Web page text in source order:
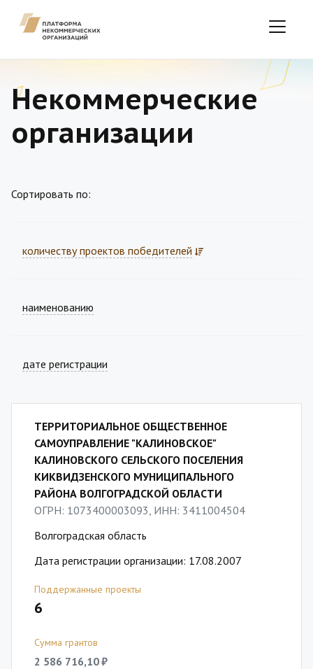
Некоммерческие
организации
Сортировать по:
количеству проектов победителей
наименованию
дате регистрации
ТЕРРИТОРИАЛЬНОЕ ОБЩЕСТВЕННОЕ
САМОУПРАВЛЕНИЕ "КАЛИНОВСКОЕ"
КАЛИНОВСКОГО СЕЛЬСКОГО ПОСЕЛЕНИЯ
КИКВИДЗЕНСКОГО МУНИЦИПАЛЬНОГО
РАЙОНА ВОЛГОГРАДСКОЙ ОБЛАСТИ
ОГРН: 1073400003093, ИНН: 3411004504
Волгоградская область
Дата регистрации организации: 17.08.2007
Поддержанные проекты
6
Сумма грантов
2 586 716,10 ₽